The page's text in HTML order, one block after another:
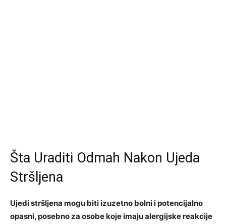
Šta Uraditi Odmah Nakon Ujeda
Stršljena
Ujedi stršljena mogu biti izuzetno bolni i potencijalno
opasni, posebno za osobe koje imaju alergijske reakcije